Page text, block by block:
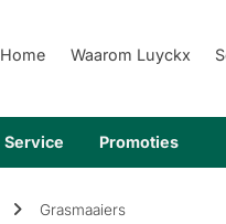
Home Waarom Luyckx
Service Promoties
Grasmaaiers